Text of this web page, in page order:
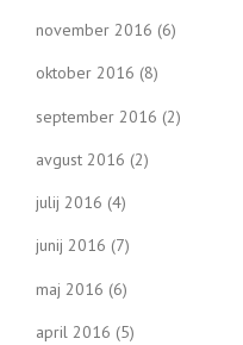
november 2016 (6)
oktober 2016 (8)
september 2016 (2)
avgust 2016 (2)
julij 2016 (4)
junij 2016 (7)
maj 2016 (6)
april 2016 (5)